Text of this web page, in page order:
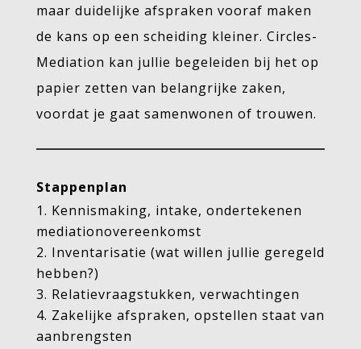
maar duidelijke afspraken vooraf maken
de kans op een scheiding kleiner. Circles-
Mediation kan jullie begeleiden bij het op
papier zetten van belangrijke zaken,
voordat je gaat samenwonen of trouwen.
Stappenplan
Kennismaking, intake, ondertekenen
mediationovereenkomst
Inventarisatie (wat willen jullie geregeld
hebben?)
Relatievraagstukken, verwachtingen
Zakelijke afspraken, opstellen staat van
aanbrengsten